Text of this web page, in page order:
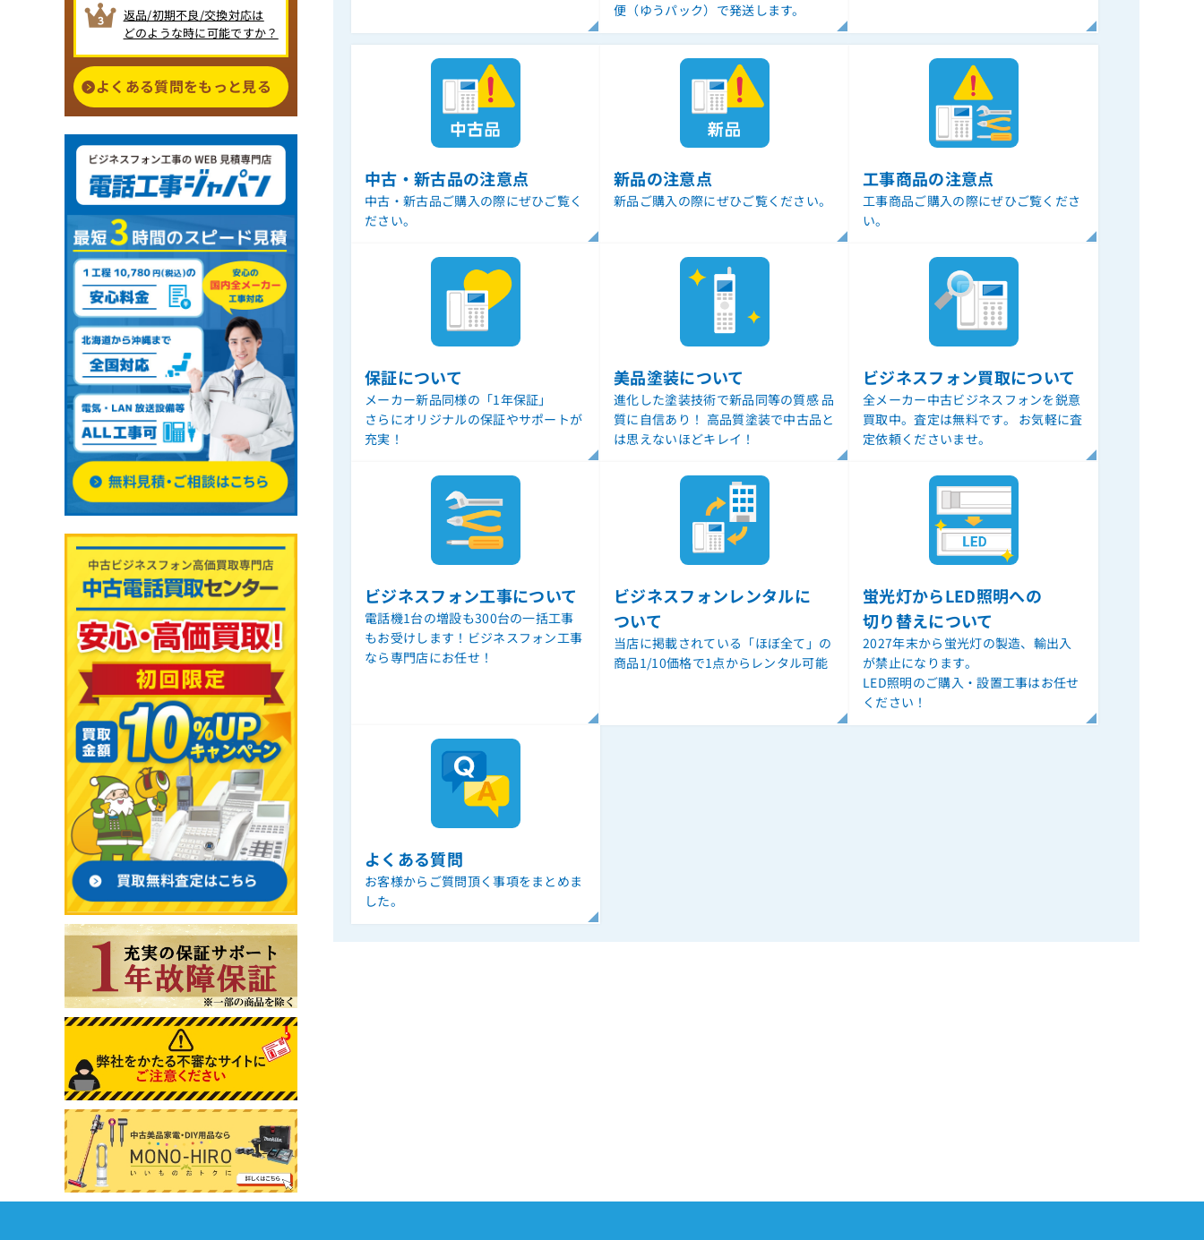
便（ゆうパック）で発送します。
中古・新古品の注意点
中古・新古品ご購入の際にぜひご覧く
ださい。
新品の注意点
新品ご購入の際にぜひご覧ください。
工事商品の注意点
工事商品ご購入の際にぜひご覧くださ
い。
保証について
メーカー新品同様の「1年保証」
さらにオリジナルの保証やサポートが
充実！
美品塗装について
進化した塗装技術で新品同等の質感 品
質に自信あり！ 高品質塗装で中古品と
は思えないほどキレイ！
ビジネスフォン買取について
全メーカー中古ビジネスフォンを鋭意
買取中。査定は無料です。 お気軽に査
定依頼くださいませ。
ビジネスフォン工事について
電話機1台の増設も300台の一括工事
もお受けします！ビジネスフォン工事
なら専門店にお任せ！
ビジネスフォンレンタルに
ついて
当店に掲載されている「ほぼ全て」の
商品1/10価格で1点からレンタル可能
蛍光灯からLED照明への
切り替えについて
2027年末から蛍光灯の製造、輸出入
が禁止になります。
LED照明のご購入・設置工事はお任せ
ください！
よくある質問
お客様からご質問頂く事項をまとめま
した。
返品/初期不良/交換対応は
どのような時に可能ですか？
よくある質問をもっと見る